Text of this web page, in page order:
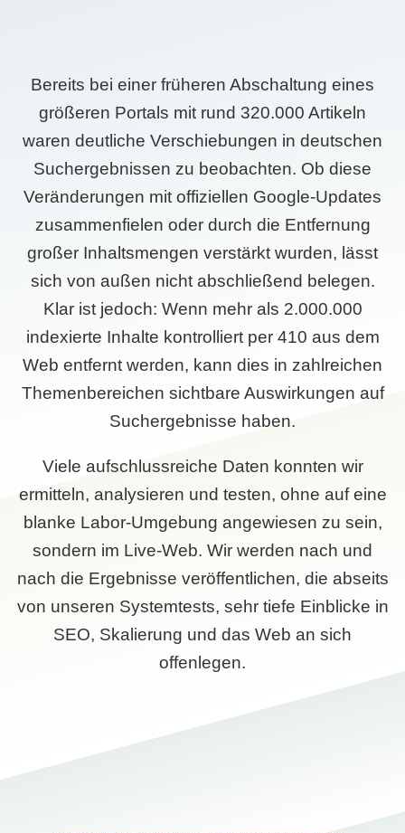
Bereits bei einer früheren Abschaltung eines
größeren Portals mit rund 320.000 Artikeln
waren deutliche Verschiebungen in deutschen
Suchergebnissen zu beobachten. Ob diese
Veränderungen mit offiziellen Google-Updates
zusammenfielen oder durch die Entfernung
großer Inhaltsmengen verstärkt wurden, lässt
sich von außen nicht abschließend belegen.
Klar ist jedoch: Wenn mehr als 2.000.000
indexierte Inhalte kontrolliert per 410 aus dem
Web entfernt werden, kann dies in zahlreichen
Themenbereichen sichtbare Auswirkungen auf
Suchergebnisse haben.
Viele aufschlussreiche Daten konnten wir
ermitteln, analysieren und testen, ohne auf eine
blanke Labor-Umgebung angewiesen zu sein,
sondern im Live-Web. Wir werden nach und
nach die Ergebnisse veröffentlichen, die abseits
von unseren Systemtests, sehr tiefe Einblicke in
SEO, Skalierung und das Web an sich
offenlegen.